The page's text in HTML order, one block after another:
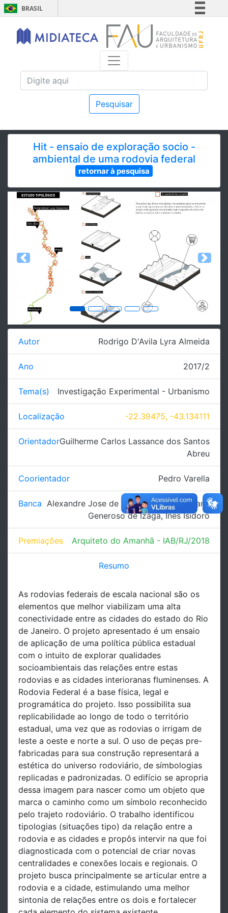
BRASIL
Simplifique!
Comunica BR
Acesso à informação
Pesquisar
Hit - ensaio de exploração socio -
ambiental de uma rodovia federal
retornar à pesquisa
Previous Next
Autor Rodrigo D'Avila Lyra Almeida
Ano 2017/2
Tema(s) Investigação Experimental - Urbanismo
Localização -22.39475, -43.134111
OrientadorGuilherme Carlos Lassance dos Santos
Abreu
Coorientador Pedro Varella
Banca Alexandre Jose de Souza Pessoa,Fabiana
Generoso de Izaga,Ines Isidoro
Premiações Arquiteto do Amanhã - IAB/RJ/2018
Resumo
As rodovias federais de escala nacional são os
elementos que melhor viabilizam uma alta
conectividade entre as cidades do estado do Rio
de Janeiro. O projeto apresentado é um ensaio
de aplicação de uma política pública estadual
com o intuito de explorar qualidades
socioambientais das relações entre estas
rodovias e as cidades interioranas fluminenses. A
Rodovia Federal é a base física, legal e
programática do projeto. Isso possibilita sua
replicabilidade ao longo de todo o território
estadual, uma vez que as rodovias o irrigam de
leste a oeste e norte a sul. O uso de peças pre-
fabricadas para sua construção representará a
estética do universo rodoviário, de símbologias
replicadas e padronizadas. O edifício se apropria
dessa imagem para nascer como um objeto que
marca o caminho como um símbolo reconhecido
pelo trajeto rodoviário. O trabalho identificou
tipologias (situações tipo) da relação entre a
rodovia e as cidades e propôs intervir na que foi
diagnosticada com o potencial de criar novas
centralidades e conexões locais e regionais. O
projeto busca principalmente se articular entre a
rodovia e a cidade, estimulando uma melhor
sintonia de relações entre os dois e fortalecer